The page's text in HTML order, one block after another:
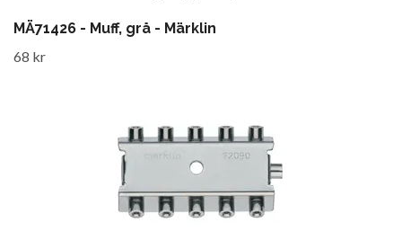
MÄ71426 - Muff, grå - Märklin
68 kr